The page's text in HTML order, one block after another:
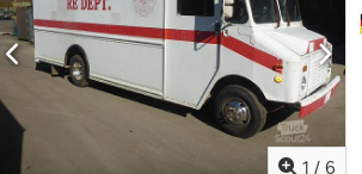
1 / 6